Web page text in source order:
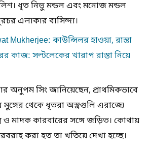
ধৃত নিভু মন্ডল এবং মনোজ মন্ডল
এলাকার বাসিন্দা।
Mukherjee: কাউন্সিলর হাওয়া, রাস্তা
কাজ: সল্টলেকের খারাপ রাস্তা নিয়ে
অনুপম সিং জানিয়েছেন, প্রাথমিকভাবে
মুঙ্গের থেকে ধৃতরা অস্ত্রগুলি এরাজ্যে
ও মাদক কারবারের সঙ্গে জড়িত। কোথায়
করা হত তা খতিয়ে দেখা হচ্ছে।